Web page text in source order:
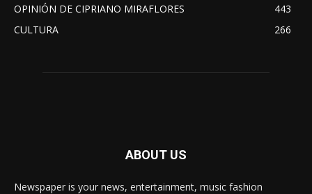
OPINIÓN DE CIPRIANO MIRAFLORES
443
CULTURA
266
ABOUT US
Newspaper is your news, entertainment, music fashion